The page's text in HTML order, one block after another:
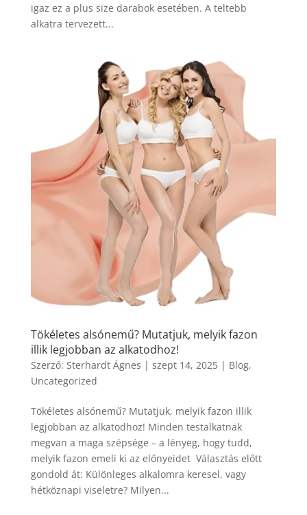
igaz ez a plus size darabok esetében. A teltebb
alkatra tervezett...
Tökéletes alsónemű? Mutatjuk, melyik fazon
illik legjobban az alkatodhoz!
Szerző: Sterhardt Ágnes | szept 14, 2025| Blog,
Uncategorized
Tökéletes alsónemű? Mutatjuk, melyik fazon illik
legjobban az alkatodhoz! Minden testalkatnak
megvan a maga szépsége – a lényeg, hogy tudd,
melyik fazon emeli ki az előnyeidet Választás előtt
gondold át: Különleges alkalomra keresel, vagy
hétköznapi viseletre? Milyen...